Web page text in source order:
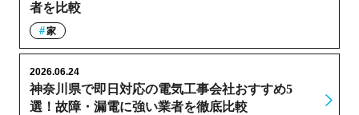
者を比較
家
神奈川県で即日対応の電気工事会社おすすめ5
選！故障・漏電に強い業者を徹底比較
2026.06.24